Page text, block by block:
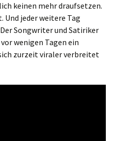
keinen mehr draufsetzen.
Und jeder weitere Tag
Songwriter und Satiriker
wenigen Tagen ein
zurzeit viraler verbreitet